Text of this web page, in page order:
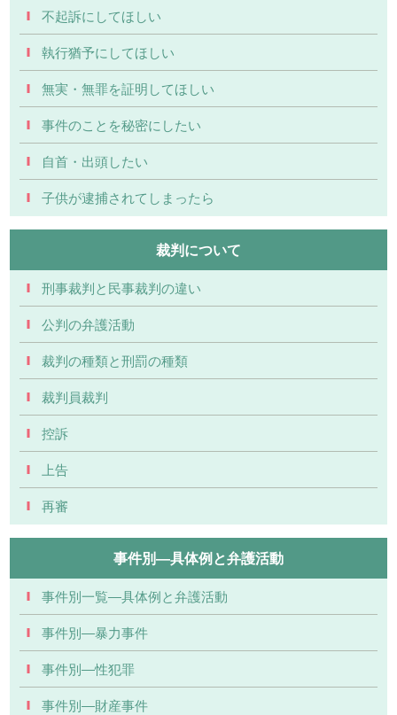
不起訴にしてほしい
執行猶予にしてほしい
無実・無罪を証明してほしい
事件のことを秘密にしたい
自首・出頭したい
子供が逮捕されてしまったら
裁判について
刑事裁判と民事裁判の違い
公判の弁護活動
裁判の種類と刑罰の種類
裁判員裁判
控訴
上告
再審
事件別―具体例と弁護活動
事件別一覧―具体例と弁護活動
事件別―暴力事件
事件別―性犯罪
事件別―財産事件